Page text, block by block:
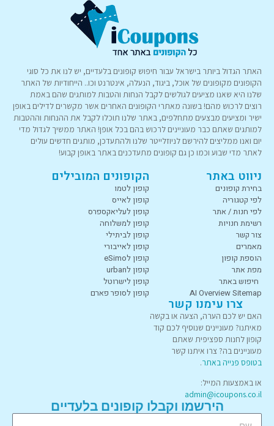
האתר הגדול ביותר בישראל עבור חיפוש קופונים בלעדיים, יש לנו את כל סוגי
הקופונים מקופונים של אוכל, ביגוד, הנעלה, אינטרנט וכו.. הייחודיות של האתר
שלנו היא שאנו מציעים לגולשים לקבל הנחות והטבות למותגים שהם באמת
רוצים לרכוש מהם! בשונה מאתרי הקופונים האחרים אשר מקשרים לדילים באופן
ישיר ומציעים מבצעים מתחלפים, באתר שלנו תוכלו לקבל את ההנחות וההטבות
למותגים שאתם כבר מעוניינים לרכוש בהם בכל אופן! האתר ממשיך לגדול מדי
יום ואנו ממליצים להירשם לניוזלייטר שלנו ולהתעדכן, מותגים חדשים עולים
לאתר מדי שבוע וכמו כן גם קופונים מתעדכנים באתר באופן קבוע!
ניווט באתר
בחירת קופונים
לפי קטגוריה
לפי חנות / אתר
רשימת חנויות
צור קשר
מאמרים
הוספת קופון
מפת אתר
חיפוש באתר
AI Overview Sitemap
הקופונים המובילים
קופון לטמו
קופון לאייס
קופון לעליאקספרס
קופון למשלוחה
קופון לביתילי
קופון לאייבורי
קופון לeSimo
קופון לurban
קופון לישרוטל
קופון לסופר פארם
צרו עימנו קשר
האם יש לכם הערה, הצעה או בקשה
מאיתנו? מעוניינים שנוסיף לכם קוד
קופון לחנות ספציפית שאתם
מעוניינים בה? צרו איתנו קשר
בטופס פנייה באתר.
או באמצעות המייל:
admin@icoupons.co.il
הירשמו וקבלו קופונים בלעדיים